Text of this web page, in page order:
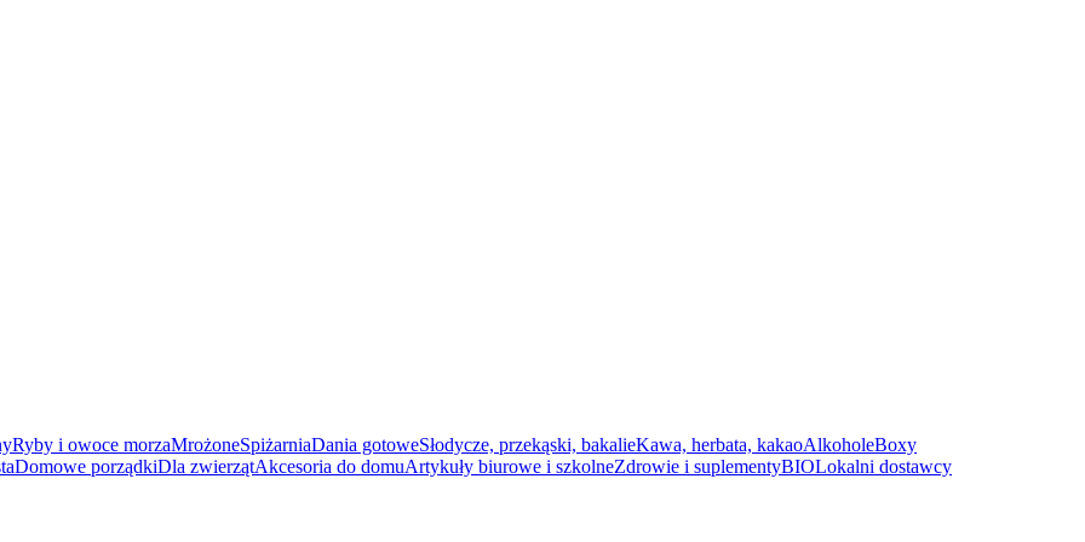
Ryby i owoce morzaMrożoneSpiżarniaDania gotoweSłodycze, przekąski, bakalieKawa, herbata, kakaoAlkoholeBoxy
Domowe porządkiDla zwierzątAkcesoria do domuArtykuły biurowe i szkolneZdrowie i suplementyBIOLokalni dostawcy